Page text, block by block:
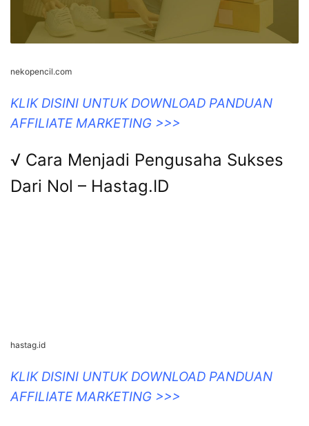
nekopencil.com
KLIK DISINI UNTUK DOWNLOAD PANDUAN
AFFILIATE MARKETING >>>
√ Cara Menjadi Pengusaha Sukses
Dari Nol – Hastag.ID
Cara Menjadi Pengusaha Sukses
Dari Nol